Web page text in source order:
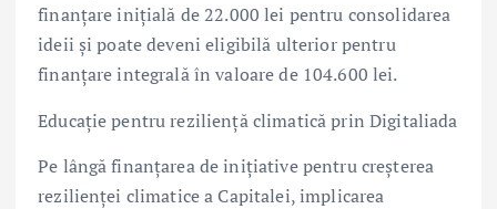
finanțare inițială de 22.000 lei pentru consolidarea
ideii și poate deveni eligibilă ulterior pentru
finanțare integrală în valoare de 104.600 lei.
Educație pentru reziliență climatică prin Digitaliada
Pe lângă finanțarea de inițiative pentru creșterea
rezilienței climatice a Capitalei, implicarea